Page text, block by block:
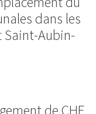
dans les
Saint-Aubin-
de CHF